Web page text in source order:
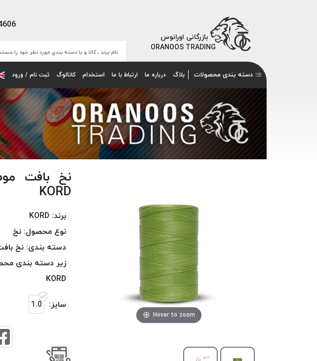
بازرگانی اورانوس
ORANOOS TRADING
دسته بندی محصولات بلاگ درباره ما ارتباط با ما استخدام کاتالوگ ثبت نام / ورود
Hover to zoom
KORD
برند: KORD
نوع محصول: نخ
دسته بندی: نخ
زیر دسته بندی
KORD
سایز: 1.0